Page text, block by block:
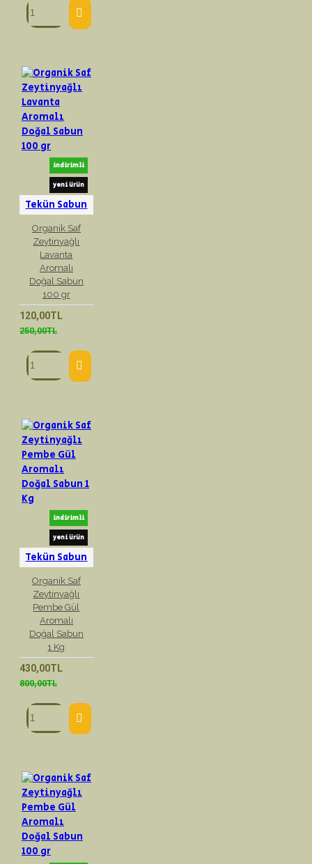
indirimli
yeni ürün
Tekün Sabun
Organik Saf
Zeytinyağlı
Lavanta
Aromalı
Doğal Sabun
100 gr
120,00TL
250,00TL
indirimli
yeni ürün
Tekün Sabun
Organik Saf
Zeytinyağlı
Pembe Gül
Aromalı
Doğal Sabun
1 Kg
430,00TL
800,00TL